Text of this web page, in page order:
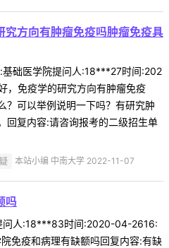
方向有肿瘤免疫吗肿瘤免疫具
础医学院提问人:18***27时间:202
免疫学的研究方向有肿瘤免疫
？可以举例说明一下吗？有研究肿
回复内容:请咨询报考的二级招生单
本站小编 中南大学 2022-11-07
吗
问人:18***83时间:2020-04-2616:
免疫和病理有缺额吗回复内容:有缺